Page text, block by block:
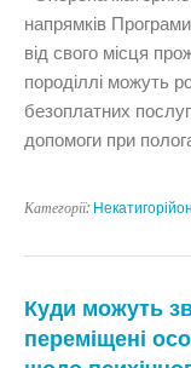
напрямків
від свого місця
породіллі можуть
безоплатних
допомоги при
Категорії:
Куди можуть
переміщені